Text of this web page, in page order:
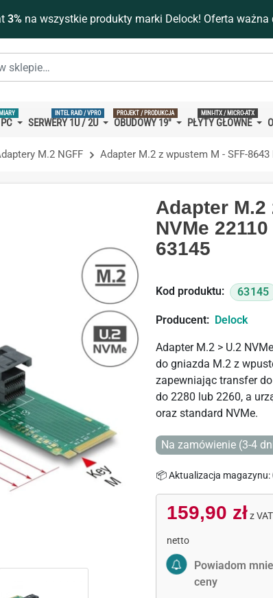
3%na wszystkie produkty marki Delock! Oferta
SERWERY 1U / 2U
INTEL RAID / VPRO
OBUDOWY 19''
PROJEKT / PRODUKCJA
PŁYTY GŁÓWNE
MINI-ITX / MICRO-ATX
M.2 NGFF Adapter M.2 z wpustem M - SFF-
Adapter M.2
NVMe
63145
Kod produktu: 63145
Producent: Delock
Adapter M.2 > U.2
do gniazda M.2 z
zapewniając transfer
do 2280 lub 2260, a
oraz standard NVMe.
Na zamówienie (3-4
📦 Aktualizacja magazynu:
159,90 zł z VAT
netto
Activate Price
Powiadom
ceny